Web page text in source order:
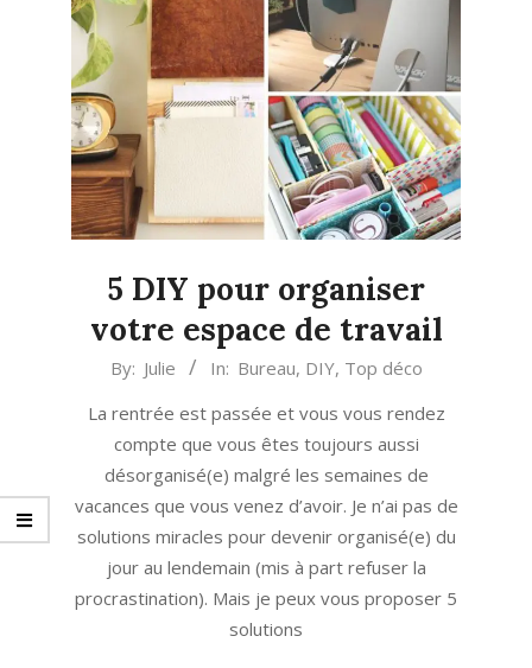
5 DIY pour organiser
votre espace de travail
2018-
20
By: Julie In: Bureau, DIY, Top déco
La rentrée est passée et vous vous rendez
compte que vous êtes toujours aussi
désorganisé(e) malgré les semaines de
vacances que vous venez d’avoir. Je n’ai pas de
solutions miracles pour devenir organisé(e) du
jour au lendemain (mis à part refuser la
procrastination). Mais je peux vous proposer 5
solutions